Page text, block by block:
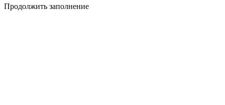
Продолжить заполнение